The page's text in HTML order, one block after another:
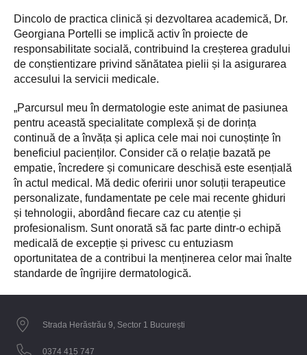
Dincolo de practica clinică și dezvoltarea academică, Dr.
Georgiana Portelli se implică activ în proiecte de
responsabilitate socială, contribuind la creșterea gradului
de conștientizare privind sănătatea pielii și la asigurarea
accesului la servicii medicale.
„Parcursul meu în dermatologie este animat de pasiunea
pentru această specialitate complexă și de dorința
continuă de a învăța și aplica cele mai noi cunoștințe în
beneficiul pacienților. Consider că o relație bazată pe
empatie, încredere și comunicare deschisă este esențială
în actul medical. Mă dedic oferirii unor soluții terapeutice
personalizate, fundamentate pe cele mai recente ghiduri
și tehnologii, abordând fiecare caz cu atenție și
profesionalism. Sunt onorată să fac parte dintr-o echipă
medicală de excepție și privesc cu entuziasm
oportunitatea de a contribui la menținerea celor mai înalte
standarde de îngrijire dermatologică.
Strada Herăstrău 9, Sector 1 București
0374 415 747